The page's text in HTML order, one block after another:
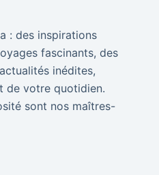
: des inspirations
fascinants, des
inédites,
de votre quotidien.
sont nos maîtres-